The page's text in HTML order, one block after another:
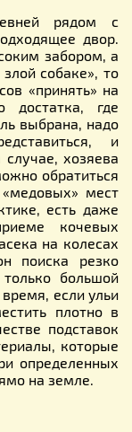
рядом с
двор.
забором, а
собаке», то
«принять» на
достатка, где
выбрана, надо
и
хозяева
обратиться
мест
есть даже
кочевых
на колесах
поиска резко
большой
если ульи
плотно в
подставок
которые
определенных
на земле.